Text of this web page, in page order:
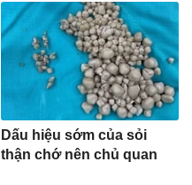
Dấu hiệu sớm của sỏi
thận chớ nên chủ quan